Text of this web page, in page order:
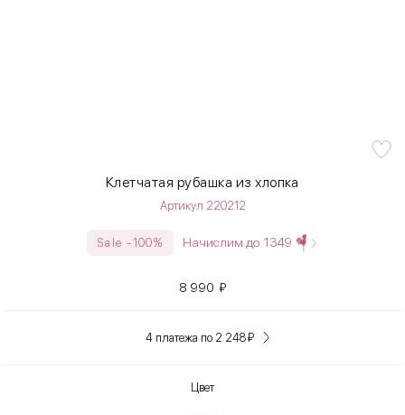
Клетчатая рубашка из хлопка
Артикул 220212
Sale -100% Начислим до 1349
8 990 ₽
4 платежа по 2 248₽
Цвет